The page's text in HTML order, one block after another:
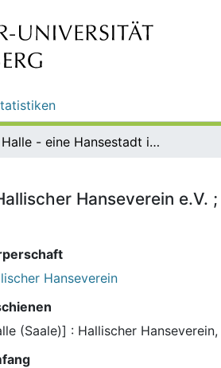
Halle - eine Hansestadt im Binnenland / Hallischer Hanseverein e.V. ; Gestaltung/Autoren: Michael Waldow, Volker Bieberle
Hanseverein
Hanseverein
(Saale)] : Hallischer Hanseverein,